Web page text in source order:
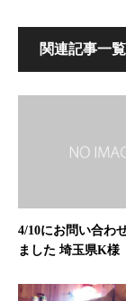
関連記事一覧
4/10にお問い合わ
ました 埼玉県K様